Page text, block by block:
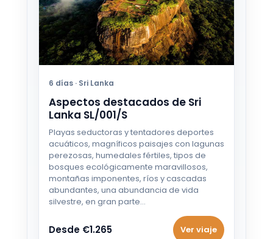
21 SEP - 28 SEP 2026
Desde €885
22 SEP - 29 SEP 2026
23 SEP - 30 SEP 2026
Desde €785
24 SEP - 1 OCT 2026
Desde €785
25 SEP - 2 OCT 2026
Desde €785
6 días · Sri Lanka
Aspectos destacados de Sri
Lanka SL/001/S
Playas seductoras y tentadores deportes
acuáticos, magníficos paisajes con lagunas
perezosas, humedales fértiles, tipos de
bosques ecológicamente maravillosos,
montañas imponentes, ríos y cascadas
abundantes, una abundancia de vida
silvestre, en gran parte…
Desde €1.265 Ver viaje